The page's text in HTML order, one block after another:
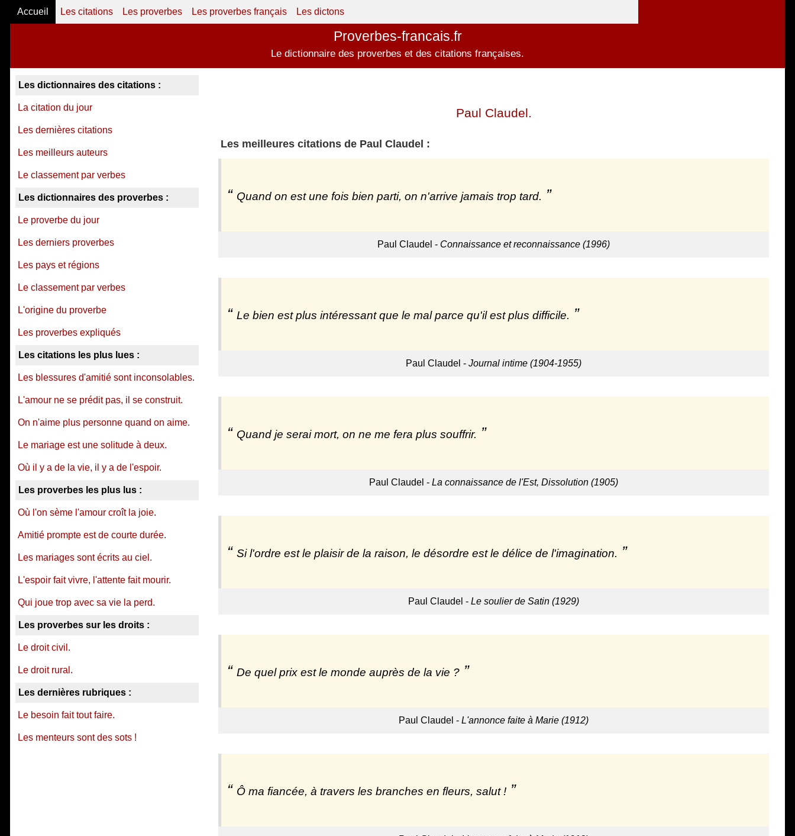
Accueil Les citations Les proverbes Les proverbes français Les dictons
Proverbes-francais.fr
Le dictionnaire des proverbes et des citations françaises.
Paul Claudel.
Les meilleures citations de Paul Claudel :
Quand on est une fois bien parti, on n'arrive jamais trop tard.
Paul Claudel - Connaissance et reconnaissance (1996)
Le bien est plus intéressant que le mal parce qu'il est plus difficile.
Paul Claudel - Journal intime (1904-1955)
Quand je serai mort, on ne me fera plus souffrir.
Paul Claudel - La connaissance de l'Est, Dissolution (1905)
Si l'ordre est le plaisir de la raison, le désordre est le délice de l'imagination.
Paul Claudel - Le soulier de Satin (1929)
De quel prix est le monde auprès de la vie ?
Paul Claudel - L'annonce faite à Marie (1912)
Ô ma fiancée, à travers les branches en fleurs, salut !
Les dictionnaires des citations :
La citation du jour
Les dernières citations
Les meilleurs auteurs
Le classement par verbes
Les dictionnaires des proverbes :
Le proverbe du jour
Les derniers proverbes
Les pays et régions
Le classement par verbes
L'origine du proverbe
Les proverbes expliqués
Les citations les plus lues :
Les blessures d'amitié sont inconsolables.
L'amour ne se prédit pas, il se construit.
On n'aime plus personne quand on aime.
Le mariage est une solitude à deux.
Où il y a de la vie, il y a de l'espoir.
Les proverbes les plus lus :
Où l'on sème l'amour croît la joie.
Amitié prompte est de courte durée.
Les mariages sont écrits au ciel.
L'espoir fait vivre, l'attente fait mourir.
Qui joue trop avec sa vie la perd.
Les proverbes sur les droits :
Le droit civil.
Le droit rural.
Les dernières rubriques :
Le besoin fait tout faire.
Les menteurs sont des sots !